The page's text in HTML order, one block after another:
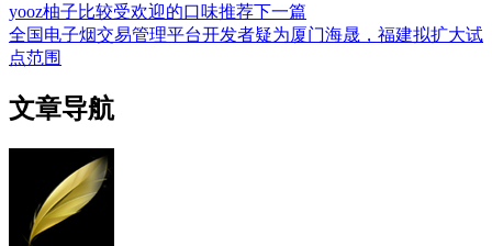
yooz柚子比较受欢迎的口味推荐下一篇
全国电子烟交易管理平台开发者疑为厦门海晟，福建拟扩大试
点范围
文章导航